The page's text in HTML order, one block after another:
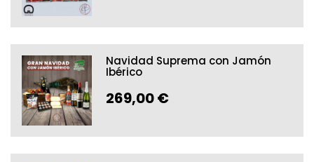
Navidad Suprema con Jamón
Ibérico
269,00 €